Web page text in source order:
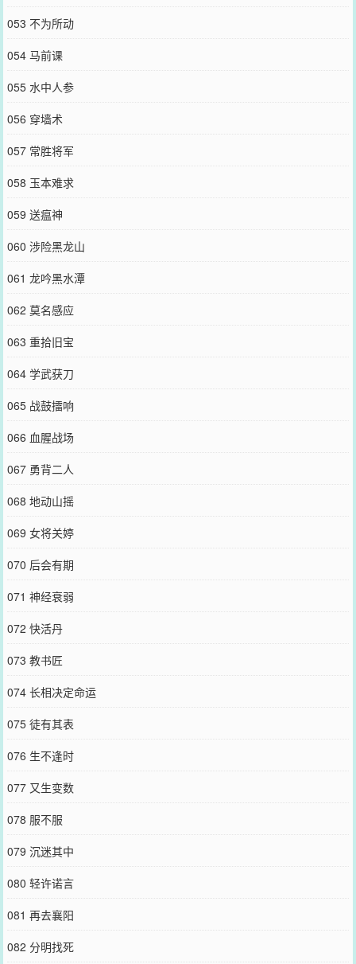
053 不为所动
054 马前课
055 水中人参
056 穿墙术
057 常胜将军
058 玉本难求
059 送瘟神
060 涉险黑龙山
061 龙吟黑水潭
062 莫名感应
063 重拾旧宝
064 学武获刀
065 战鼓擂响
066 血腥战场
067 勇背二人
068 地动山摇
069 女将关婷
070 后会有期
071 神经衰弱
072 快活丹
073 教书匠
074 长相决定命运
075 徒有其表
076 生不逢时
077 又生变数
078 服不服
079 沉迷其中
080 轻许诺言
081 再去襄阳
082 分明找死